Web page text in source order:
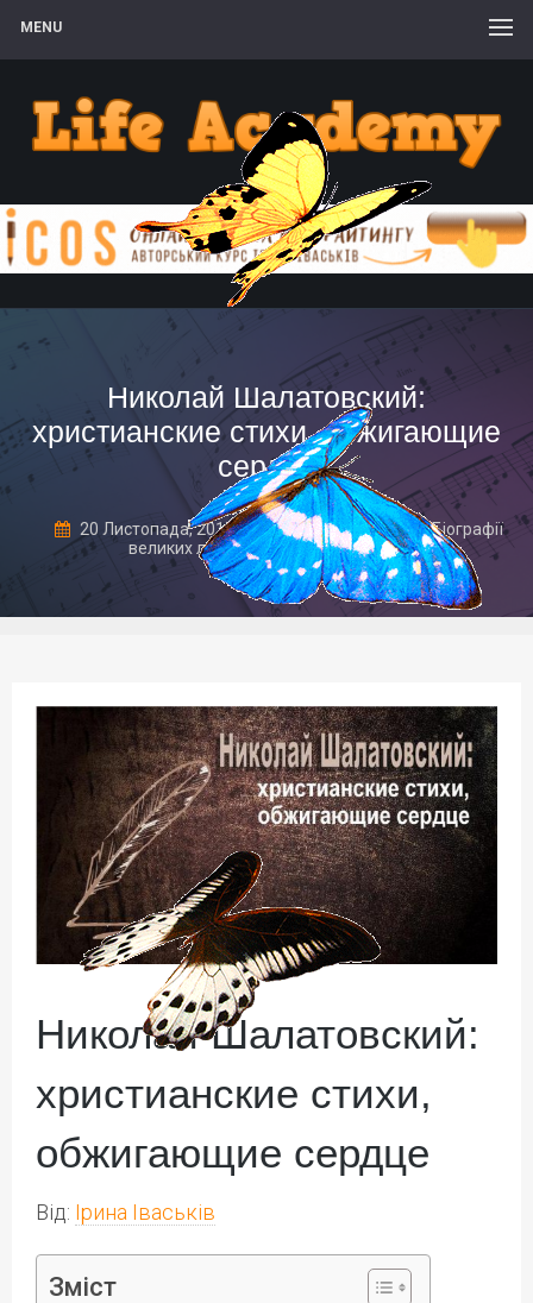
MENU
Николай Шалатовский:
христианские стихи, обжигающие
сердце
20 Листопада, 2017 1 Comment
Біографії
великих людей,Радимо прочитати
Николай Шалатовский:
христианские стихи,
обжигающие сердце
Від: Ірина Іваськів
Зміст